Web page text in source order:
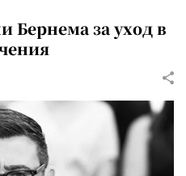
Бернема за уход в